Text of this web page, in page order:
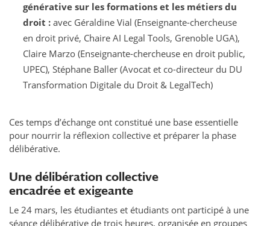
générative sur les formations et les métiers du
droit :avec Géraldine Vial (Enseignante-chercheuse
en droit privé, Chaire AI Legal Tools, Grenoble UGA),
Claire Marzo (Enseignante-chercheuse en droit public,
UPEC), Stéphane Baller (Avocat et co-directeur du DU
Transformation Digitale du Droit & LegalTech)
Ces temps d’échange ont constitué une base essentielle
pour nourrir la réflexion collective et préparer la phase
délibérative.
Une délibération collective
encadrée et exigeante
Le 24 mars, les étudiantes et étudiants ont participé à une
séance délibérative de trois heures, organisée en groupes